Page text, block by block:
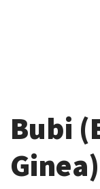
Bubi
Ginea)